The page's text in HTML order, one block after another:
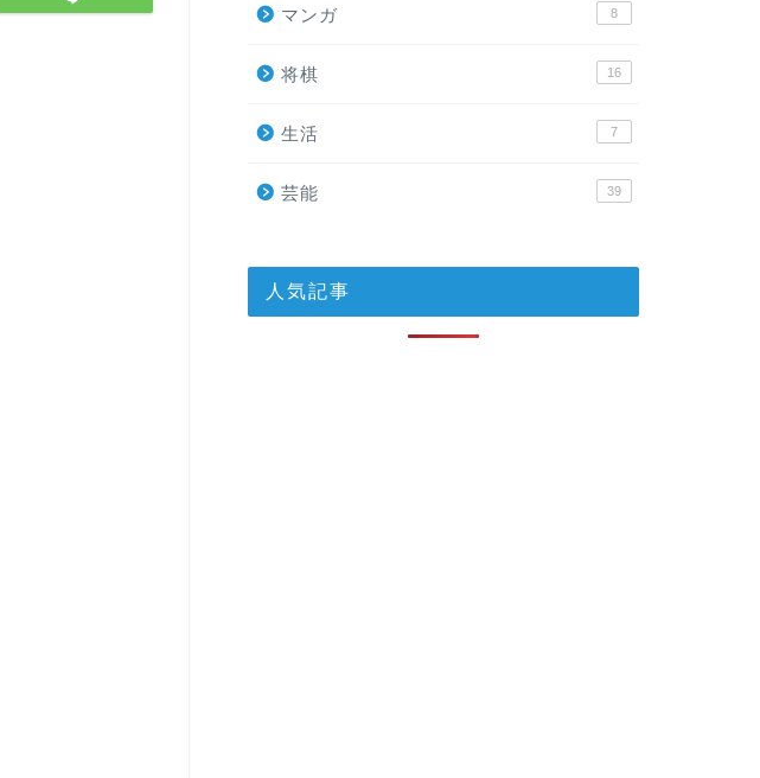
マンガ 8
将棋 16
生活 7
芸能 39
人気記事